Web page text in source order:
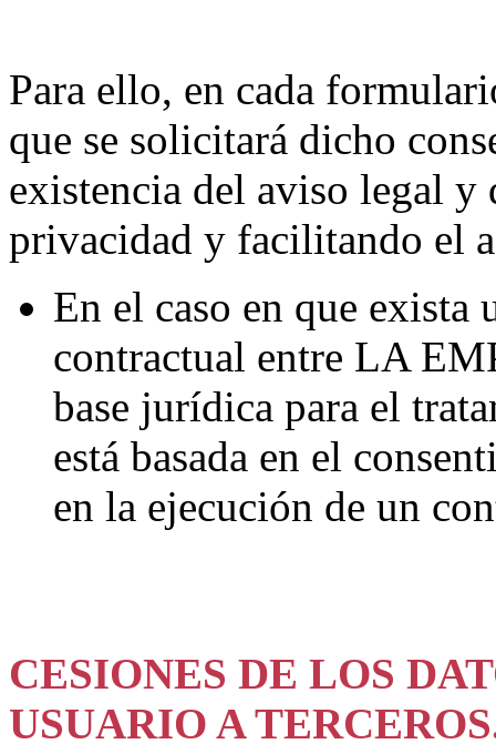
Para ello, en cada
que se solicitará dicho
existencia del aviso legal y
privacidad y facilitando el
En el caso en que
contractual entre LA
base jurídica para el
está basada en el
en la ejecución de un
CESIONES DE LOS
USUARIO A